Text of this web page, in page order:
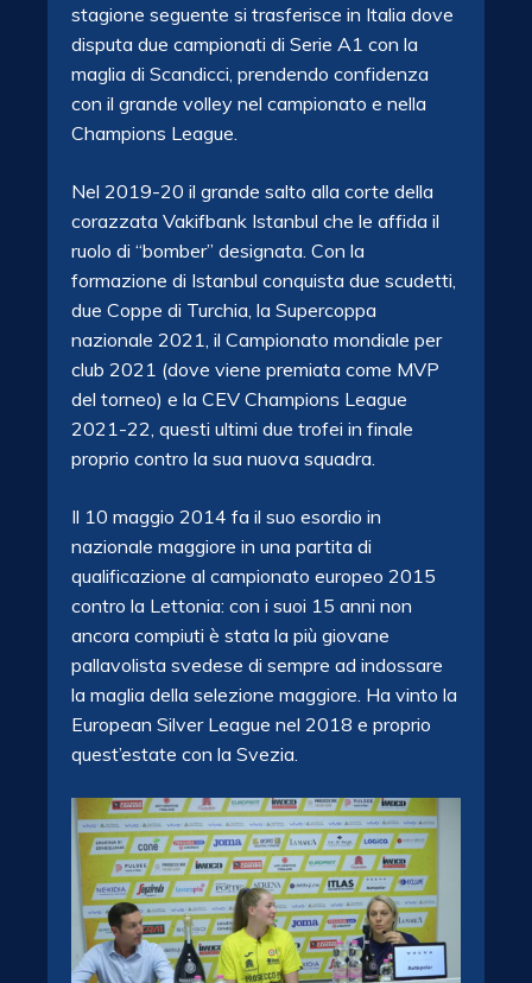
stagione seguente si trasferisce in Italia dove
disputa due campionati di Serie A1 con la
maglia di Scandicci, prendendo confidenza
con il grande volley nel campionato e nella
Champions League.
Nel 2019-20 il grande salto alla corte della
corazzata Vakifbank Istanbul che le affida il
ruolo di “bomber” designata. Con la
formazione di Istanbul conquista due scudetti,
due Coppe di Turchia, la Supercoppa
nazionale 2021, il Campionato mondiale per
club 2021 (dove viene premiata come MVP
del torneo) e la CEV Champions League
2021-22, questi ultimi due trofei in finale
proprio contro la sua nuova squadra.
Il 10 maggio 2014 fa il suo esordio in
nazionale maggiore in una partita di
qualificazione al campionato europeo 2015
contro la Lettonia: con i suoi 15 anni non
ancora compiuti è stata la più giovane
pallavolista svedese di sempre ad indossare
la maglia della selezione maggiore. Ha vinto la
European Silver League nel 2018 e proprio
quest’estate con la Svezia.